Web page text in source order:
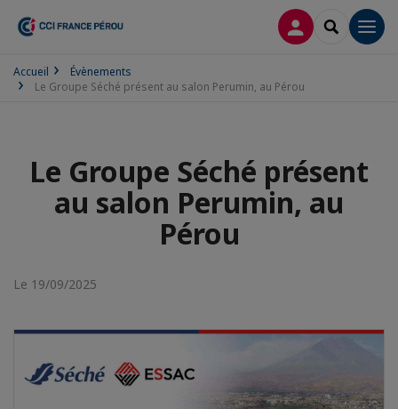
CONNEXION
Accueil
Évènements
Le Groupe Séché présent au salon Perumin, au Pérou
Le Groupe Séché présent
au salon Perumin, au
Pérou
Le 19/09/2025